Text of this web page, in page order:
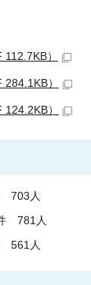
）
）
）
703人
781人
561人